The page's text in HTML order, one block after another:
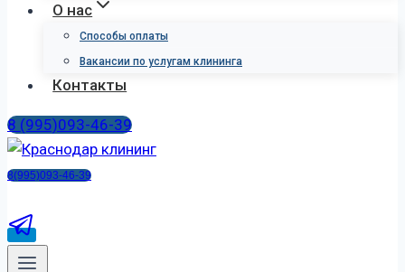
О нас
Способы оплаты
Вакансии по услугам клининга
Контакты
8 (995)093-46-39
8(995)093-46-39